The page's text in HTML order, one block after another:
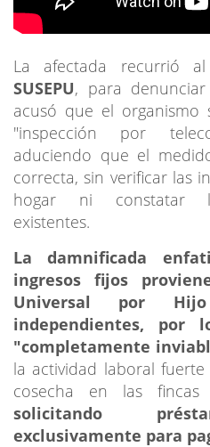
La afectada recurrió al
SUSEPU, para
acusó que el organismo
"inspección por
aduciendo que el
correcta, sin verificar las
hogar ni constatar
existentes.
La damnificada
ingresos fijos
Universal por
independientes,
"completamente
la actividad laboral
cosecha en las
solicitando
exclusivamente para